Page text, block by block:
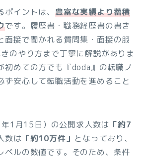
イントは、 豊富な実績より蓄積
です。履歴書・職務経歴書の書き
面接で聞かれる質問集・面接の服
のやり方まで丁寧に解説がありま
初めての方でも『doda』の転職ノ
ず安心して転職活動を進めること
1月15日）の公開求人数は 「約7
数は 「約10万件」 となっており、
ベルの数値です。そのため、条件